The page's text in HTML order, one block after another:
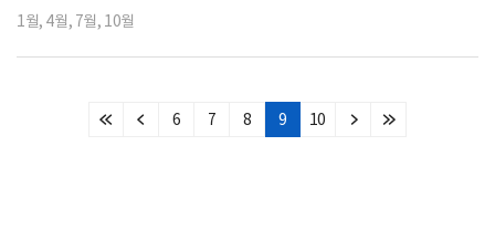
1월, 4월, 7월, 10월
처
이
6 7 8 9 10
다
마